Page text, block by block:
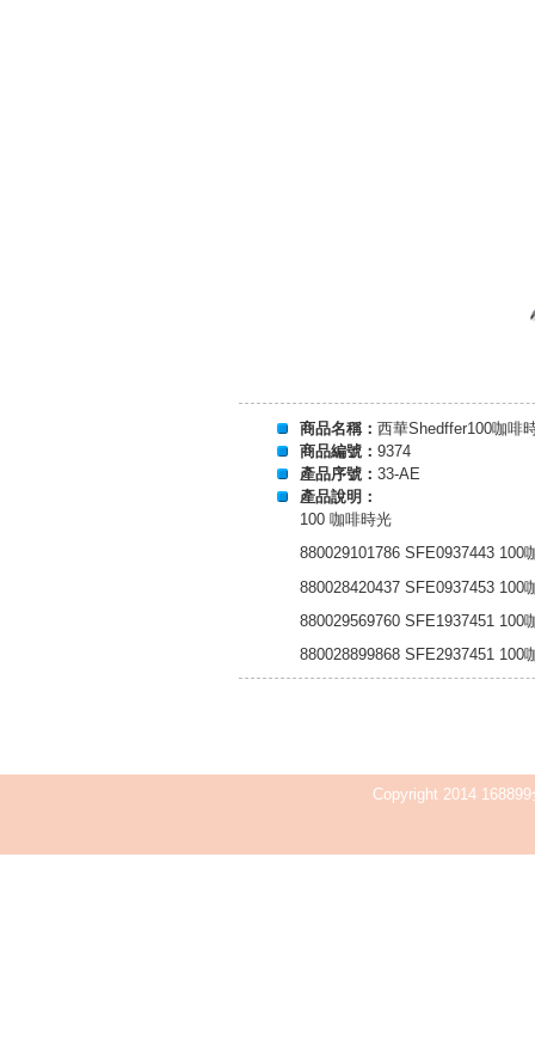
商品名稱： 西華Shedffer100咖啡
商品編號： 9374
產品序號： 33-AE
產品說明：
100 咖啡時光
880029101786 SFE0937443 100
880028420437 SFE0937453 100
880029569760 SFE1937451 100
880028899868 SFE2937451 100
Copyright 2014